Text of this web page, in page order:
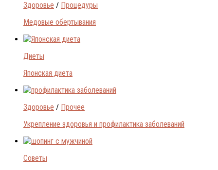
Здоровье / Процедуры
Медовые обертывания
Диеты
Японская диета
Здоровье / Прочее
Укрепление здоровья и профилактика заболеваний
Советы